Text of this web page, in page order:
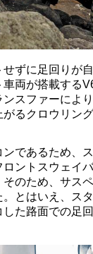
ずに足回りが
両が搭載する
スファーによ
るクロウリング
であるため、
ントスウェイ
そのため、サス
とはいえ、ス
た路面での足